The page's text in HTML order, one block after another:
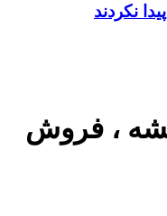
نکردند
، فروش